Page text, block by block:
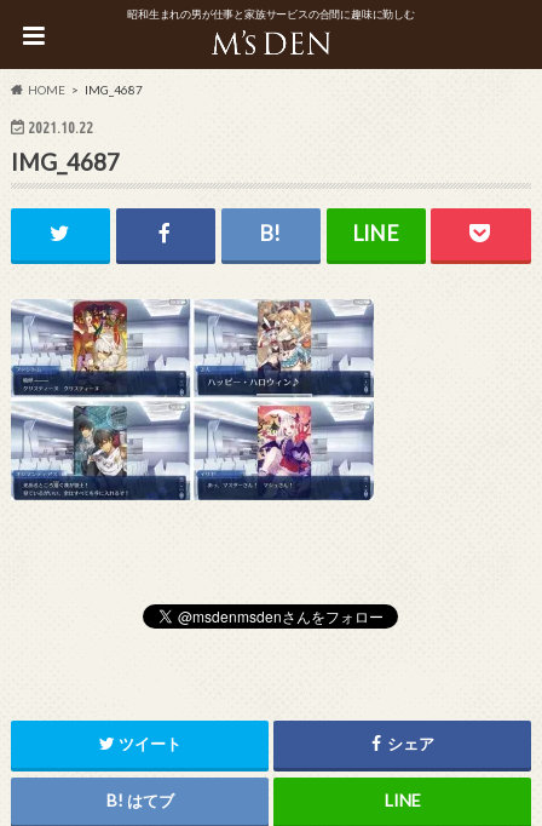
昭和生まれの男が仕事と家族サービスの合間に趣味に勤しむ
HOME IMG_4687
2021.10.22
IMG_4687
ツイート シェア
はてブ